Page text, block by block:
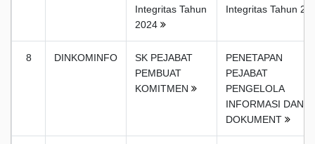
Integritas Tahun
2024
Integritas Tahun
8 DINKOMINFO
SK PEJABAT
PEMBUAT
KOMITMEN
PENETAPAN
PEJABAT
PENGELOLA
INFORMASI DAN
DOKUMENT